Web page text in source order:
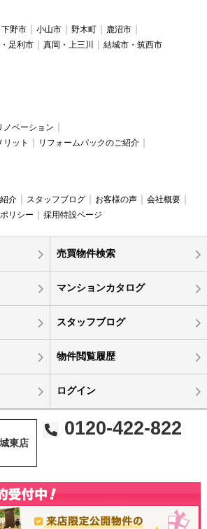
下野市 小山市 野木町
鹿沼市
足利市 真岡・上三川 結城市・筑西市
ノベーション
ット
リフォームパックのご紹介
介 スタッフブログ お客様の声
会社概要
リシー 採用特設ページ
売買物件検索
マンションカタログ
スタッフブログ
物件閲覧履歴
ログイン
東店
0120-422-822